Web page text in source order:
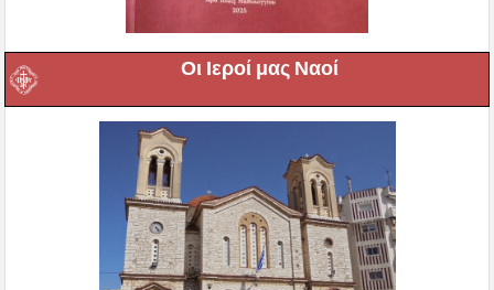
Οι Ιεροί μας Ναοί